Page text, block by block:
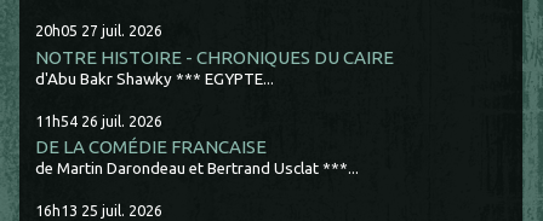
20h05 27 juil. 2026
NOTRE HISTOIRE - CHRONIQUES DU CAIRE
d'Abu Bakr Shawky *** EGYPTE...
11h54 26 juil. 2026
DE LA COMÉDIE FRANCAISE
de Martin Darondeau et Bertrand Usclat ***...
16h13 25 juil. 2026